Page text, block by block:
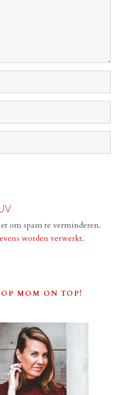
om spam te verminderen.
worden verwerkt.
MOM ON TOP!